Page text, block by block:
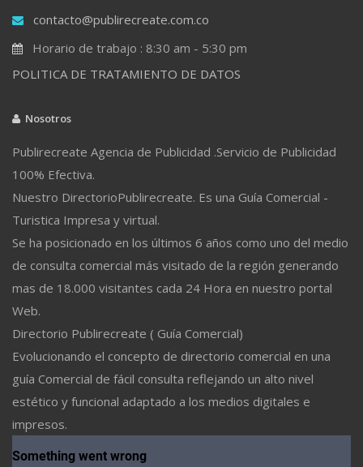
contacto@publirecreate.com.co
Horario de trabajo : 8:30 am - 5:30 pm
POLITICA DE TRATAMIENTO DE DATOS
Nosotros
Publirecreate Agencia de Publicidad .Servicio de Publicidad
100% Efectiva.
Nuestro DirectorioPublirecreate. Es una Guía Comercial -
Turistica Impresa y virtual.
Se ha posicionado en los últimos 6 años como uno del medio
de consulta comercial más visitado de la región generando
mas de 18.000 visitantes cada 24 Hora en nuestro portal
Web.
Directorio Publirecreate ( Guía Comercial)
Evolucionando el concepto de directorio comercial en una
guía Comercial de fácil consulta reflejando un alto nivel
estético y funcional adaptado a los medios digitales e
impresos.